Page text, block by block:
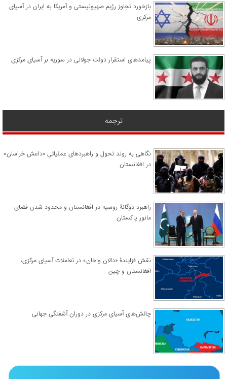
​بازخورد تجاوز رژیم صهیونیستی و آمریکا به ایران در آسیای
مرکزی
پیامدهای استقرار دولت جولانی در سوریه بر آسیای مرکزی
ترجمه
نگاهی به روند تحول و راهبردهای عملیاتی «داعش خراسان»
در افغانستان
راهبرد دوگانۀ روسیه در افغانستان و محدود شدن فضای
مانور پاکستان
نقش فزایندۀ «دالان واخان» در تعاملات آسیای مرکزی،
افغانستان و چین
چالش‌های آسیای مرکزی در دوران آشفتگی جهانی